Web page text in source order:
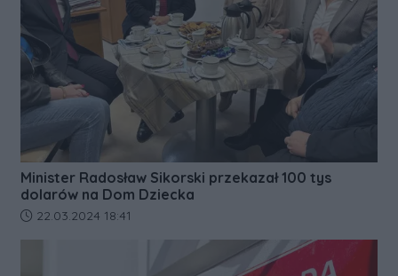
Minister Radosław Sikorski przekazał 100 tys
dolarów na Dom Dziecka
Data dodania artykułu:
22.03.2024 18:41